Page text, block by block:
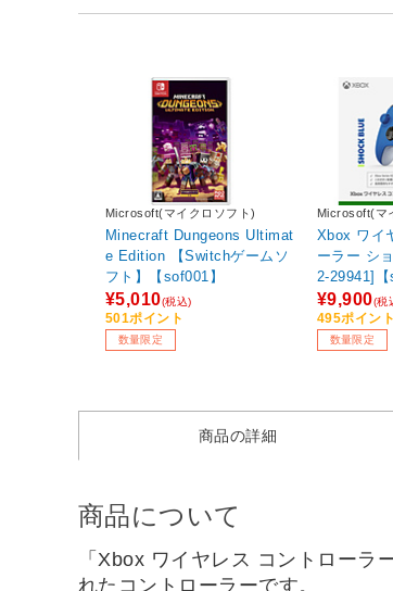
Microsoft(マイクロソフト)
Minecraft Dungeons Ultimat
e Edition 【Switchゲームソ
フト】【sof001】
¥5,010(税込)
501ポイント
数量限定
Microsoft(マ
Xbox ワイ
ーラー シ
2-29941]【
¥9,900(税
495ポイント
数量限定
商品の詳細
商品について
「Xbox ワイヤレス コントロー
れたコントローラーです。